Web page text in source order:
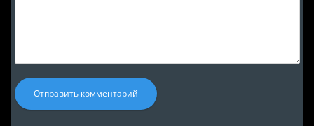
Отправить комментарий